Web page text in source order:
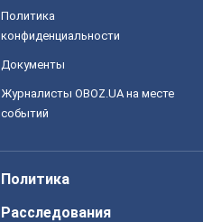
Политика
конфиденциальности
Документы
Журналисты OBOZ.UA на месте
событий
Политика
Расследования